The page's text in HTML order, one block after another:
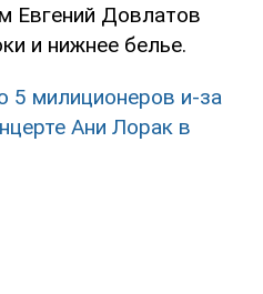
Евгений Довлатов
и нижнее белье.
5 милиционеров и-за
Ани Лорак в